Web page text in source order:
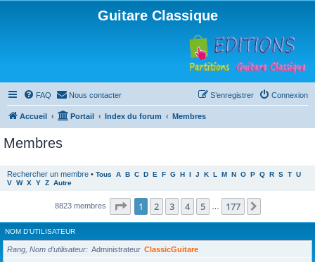
Guitare Classique
FAQ Nous contacter Connexion
S’enregistrer
Accueil Portail Index du forum Membres
Membres
Rechercher un membre • Tous A B C D E F G H I J K L M N O P Q R S T U
V W X Y Z Autre
8823 membres Page 1sur177
1 2 3 4 5 177
NOM D’UTILISATEUR
Rang, Nom d’utilisateur Administrateur ClassicGuitare